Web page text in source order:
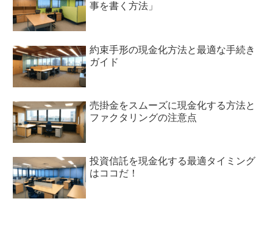
事を書く方法」
約束手形の現金化方法と最適な手続き
ガイド
売掛金をスムーズに現金化する方法と
ファクタリングの注意点
投資信託を現金化する最適タイミング
はココだ！